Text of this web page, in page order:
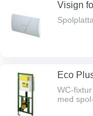
Visign
Eco
WC-
med